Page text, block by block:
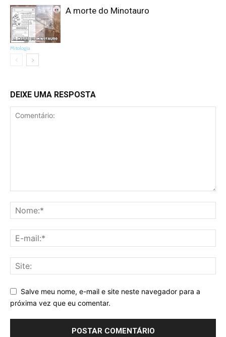
Mitologia
A morte do Minotauro
DEIXE UMA RESPOSTA
Salve meu nome, e-mail e site neste navegador para a
próxima vez que eu comentar.